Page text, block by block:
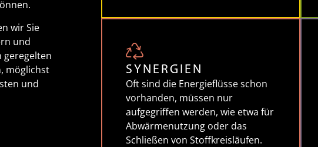
wir Sie
und
geregelten
möglichst
und
SYNERGIEN
Oft sind die Energieflüsse schon
vorhanden, müssen nur
aufgegriffen werden, wie etwa für
Abwärmenutzung oder das
Schließen von Stoffkreisläufen.